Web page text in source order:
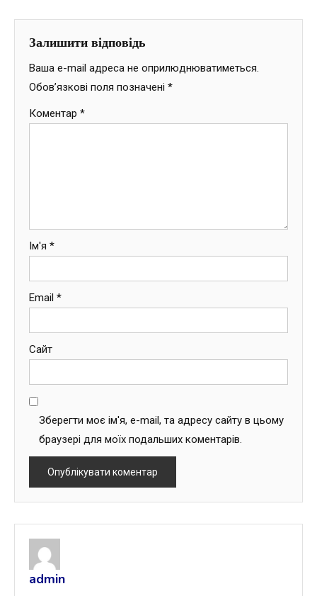
Залишити відповідь
Ваша e-mail адреса не оприлюднюватиметься.
Обов’язкові поля позначені *
Коментар *
Ім'я *
Email *
Сайт
Зберегти моє ім'я, e-mail, та адресу сайту в цьому
браузері для моїх подальших коментарів.
admin